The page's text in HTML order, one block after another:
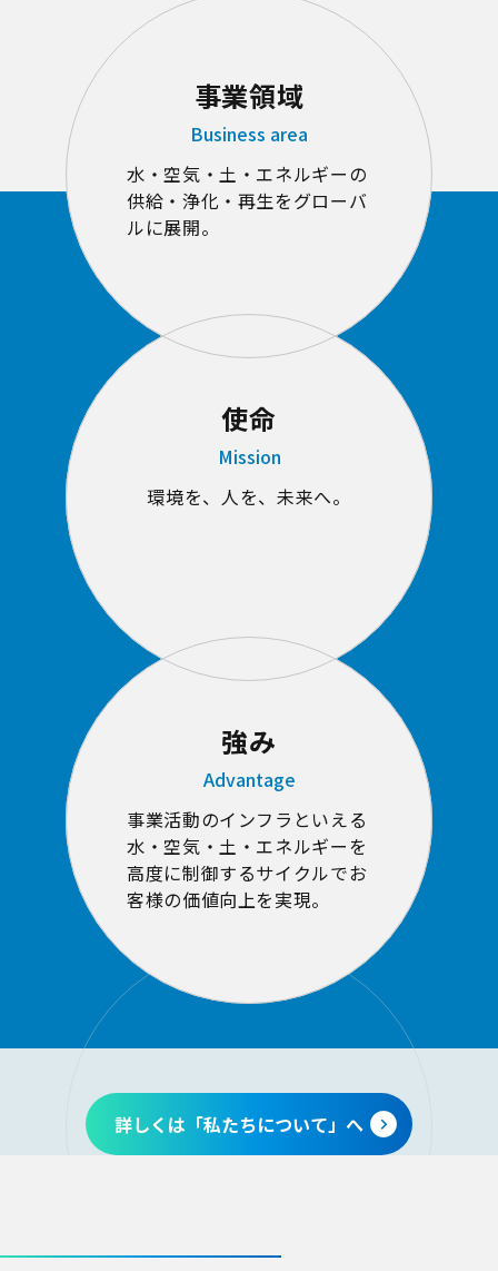
事業領域
Business area
水・空気・土・エネルギーの
供給・浄化・再生をグローバ
ルに展開。
使命
Mission
環境を、人を、未来へ。
強み
Advantage
事業活動のインフラといえる
水・空気・土・エネルギーを
高度に制御するサイクルでお
客様の価値向上を実現。
詳しくは「私たちについて」へ